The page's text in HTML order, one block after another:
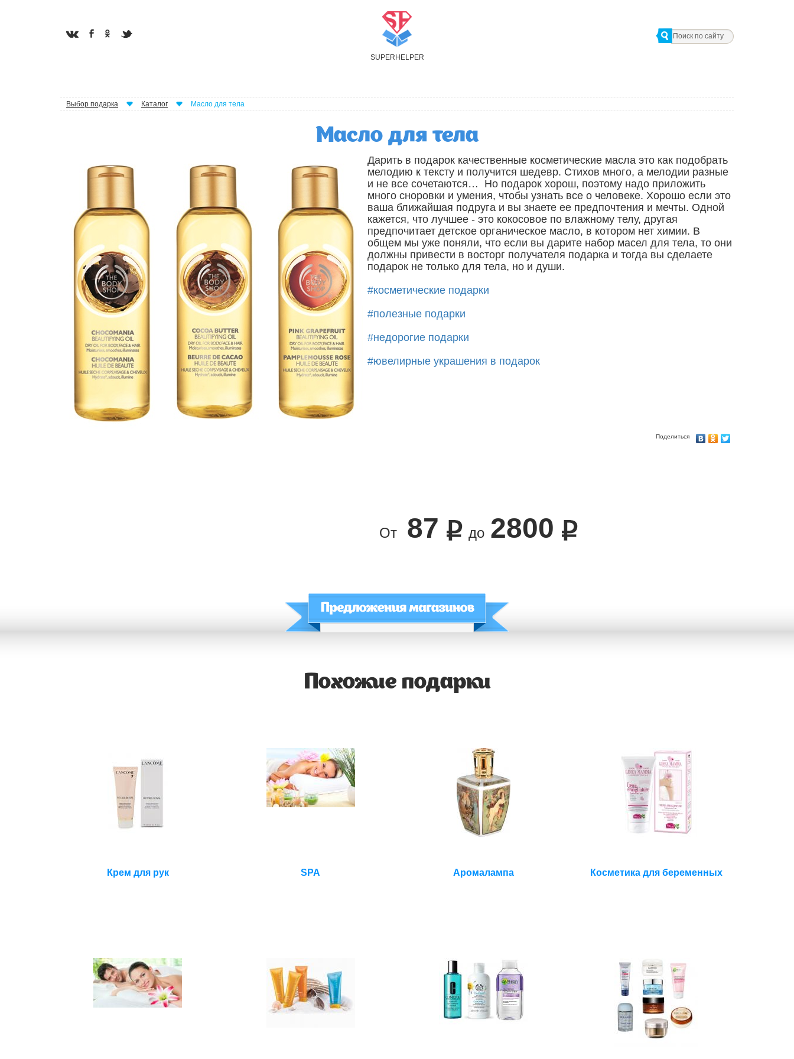
SUPER H ELPER
Выбор подарка Каталог Масло для тела
Масло для тела
Дарить в подарок качественные косметические масла это как подобрать
мелодию к тексту и получится шедевр. Стихов много, а мелодии разные
и не все сочетаются… Но подарок хорош, поэтому надо приложить
много сноровки и умения, чтобы узнать все о человеке. Хорошо если это
ваша ближайшая подруга и вы знаете ее предпочтения и мечты. Одной
кажется, что лучшее - это кокосовое по влажному телу, другая
предпочитает детское органическое масло, в котором нет химии. В
общем мы уже поняли, что если вы дарите набор масел для тела, то они
должны привести в восторг получателя подарка и тогда вы сделаете
подарок не только для тела, но и души.
#косметические подарки
#полезные подарки
#недорогие подарки
#ювелирные украшения в подарок
Поделиться
От 87 до 2800
Похожие подарки
Крем для рук SPA Аромалампа Косметика для беременных